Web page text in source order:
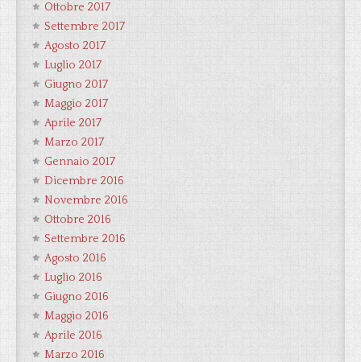
Ottobre 2017
Settembre 2017
Agosto 2017
Luglio 2017
Giugno 2017
Maggio 2017
Aprile 2017
Marzo 2017
Gennaio 2017
Dicembre 2016
Novembre 2016
Ottobre 2016
Settembre 2016
Agosto 2016
Luglio 2016
Giugno 2016
Maggio 2016
Aprile 2016
Marzo 2016